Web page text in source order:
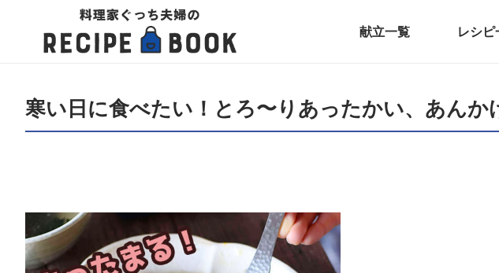
献立一覧 レシピ
寒い日に食べたい！とろ〜りあったかい、あんか